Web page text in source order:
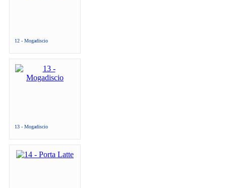
12 - Mogadiscio
13 - Mogadiscio